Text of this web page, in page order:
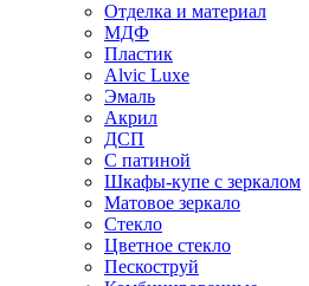
Отделка и материал
МДФ
Пластик
Alvic Luxe
Эмаль
Акрил
ДСП
С патиной
Шкафы-купе с зеркалом
Матовое зеркало
Стекло
Цветное стекло
Пескоструй